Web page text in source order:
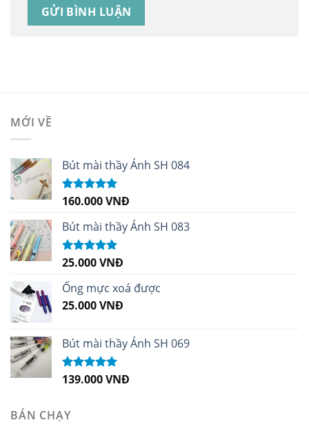
MỚI VỀ
Bút mài thầy Ánh SH 084
Được xếp
sao
160.000VNĐ
Bút mài thầy Ánh SH 083
Được xếp
sao
25.000VNĐ
Ống mực xoá được
25.000VNĐ
Bút mài thầy Ánh SH 069
Được xếp
139.000VNĐ
BÁN CHẠY